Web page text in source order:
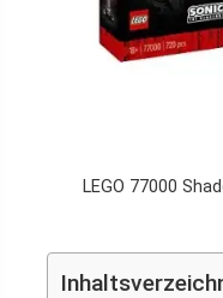
LEGO 77000